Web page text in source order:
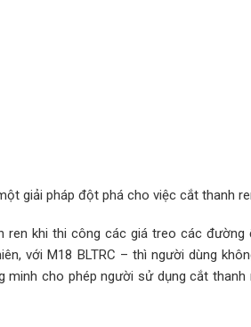
giải pháp đột phá cho việc cắt thanh
khi thi công các giá treo các đường
với M18 BLTRC – thì người dùng
cho phép người sử dụng cắt thanh